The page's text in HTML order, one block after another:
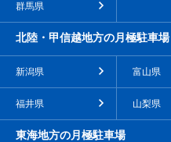
群馬県
北陸・甲信越地方の月極駐車場
新潟県 富山県
福井県 山梨県
東海地方の月極駐車場